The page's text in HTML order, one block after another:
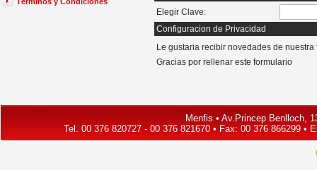
Elegir Clave:
Configuracion de Privacidad
Le gustaria recibir novedades de
Gracias por rellenar este formulario
Menfis • Av.Princep Benlloch,
Tel. 00 376 820727 - 00 376 821670 • Fax: 00 376 866299 •